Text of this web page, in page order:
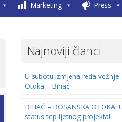
Marketing Press
Najnoviji članci
U subotu izmjena reda vožnje
Otoka – Bihać
BIHAĆ – BOSANSKA OTOKA:
status top ljetnog projekta!